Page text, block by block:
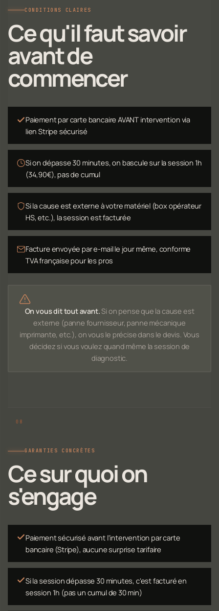
CONDITIONS CLAIRES
Ce qu'il faut savoir
avant de
commencer
Paiement par carte bancaire AVANT intervention via
lien Stripe sécurisé
Si on dépasse 30 minutes, on bascule sur la session 1h
(34,90€), pas de cumul
Si la cause est externe à votre matériel (box opérateur
HS, etc.), la session est facturée
Facture envoyée par e-mail le jour même, conforme
TVA française pour les pros
On vous dit tout avant.Si on pense que la cause est
externe (panne fournisseur, panne mécanique
imprimante, etc.), on vous le précise dans le devis. Vous
décidez si vous voulez quand même la session de
diagnostic.
GARANTIES CONCRÈTES
Ce sur quoi on
s'engage
Paiement sécurisé avant l'intervention par carte
bancaire (Stripe), aucune surprise tarifaire
Si la session dépasse 30 minutes, c'est facturé en
session 1h (pas un cumul de 30 min)